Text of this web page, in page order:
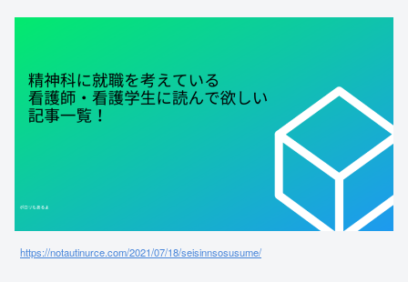
https://notautinurce.com/2021/07/18/seisinnsosusume/